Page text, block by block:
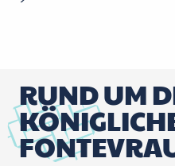
RUND UM